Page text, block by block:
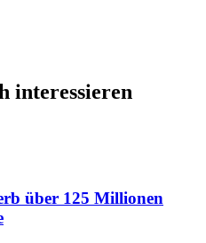
interessieren
über 125 Millionen